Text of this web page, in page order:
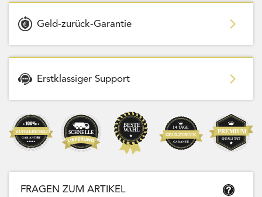
Geld-zurück-Garantie
Erstklassiger Support
FRAGEN ZUM ARTIKEL